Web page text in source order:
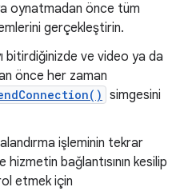
oynatmadan önce tüm
gerçekleştirin.
bitirdiğinizde ve video ya da
önce her zaman
simgesini
işleminin tekrar
hizmetin bağlantısının kesilip
etmek için